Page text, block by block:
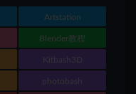
Artstation
Blender教程
Kitbash3D
photobash